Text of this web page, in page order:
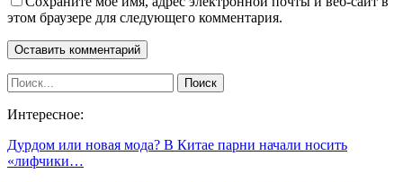
этом браузере для следующего комментария.
Интересное:
Дурдом или новая мода? В Китае парни начали носить
«лифчики…